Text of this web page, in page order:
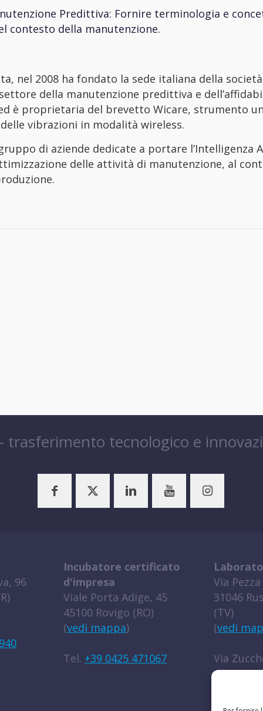
Predittiva: Fornire terminologia e
contesto della manutenzione.
nel 2008 ha fondato la sede italiana della
della manutenzione predittiva e
è proprietaria del brevetto Wicare, strumento
vibrazioni in modalità wireless.
di aziende dedicate a portare l’Intelligenza
delle attività di manutenzione, al
trasferimento tecnologico e
96
Incubatore certificato
d'impresa
Viale Porta Adige, 45
45100 Rovigo (RO)
(vedi mappa)
Tel. +39 0425 471067
Via
31046
(TV)
(vedi
Via
45100